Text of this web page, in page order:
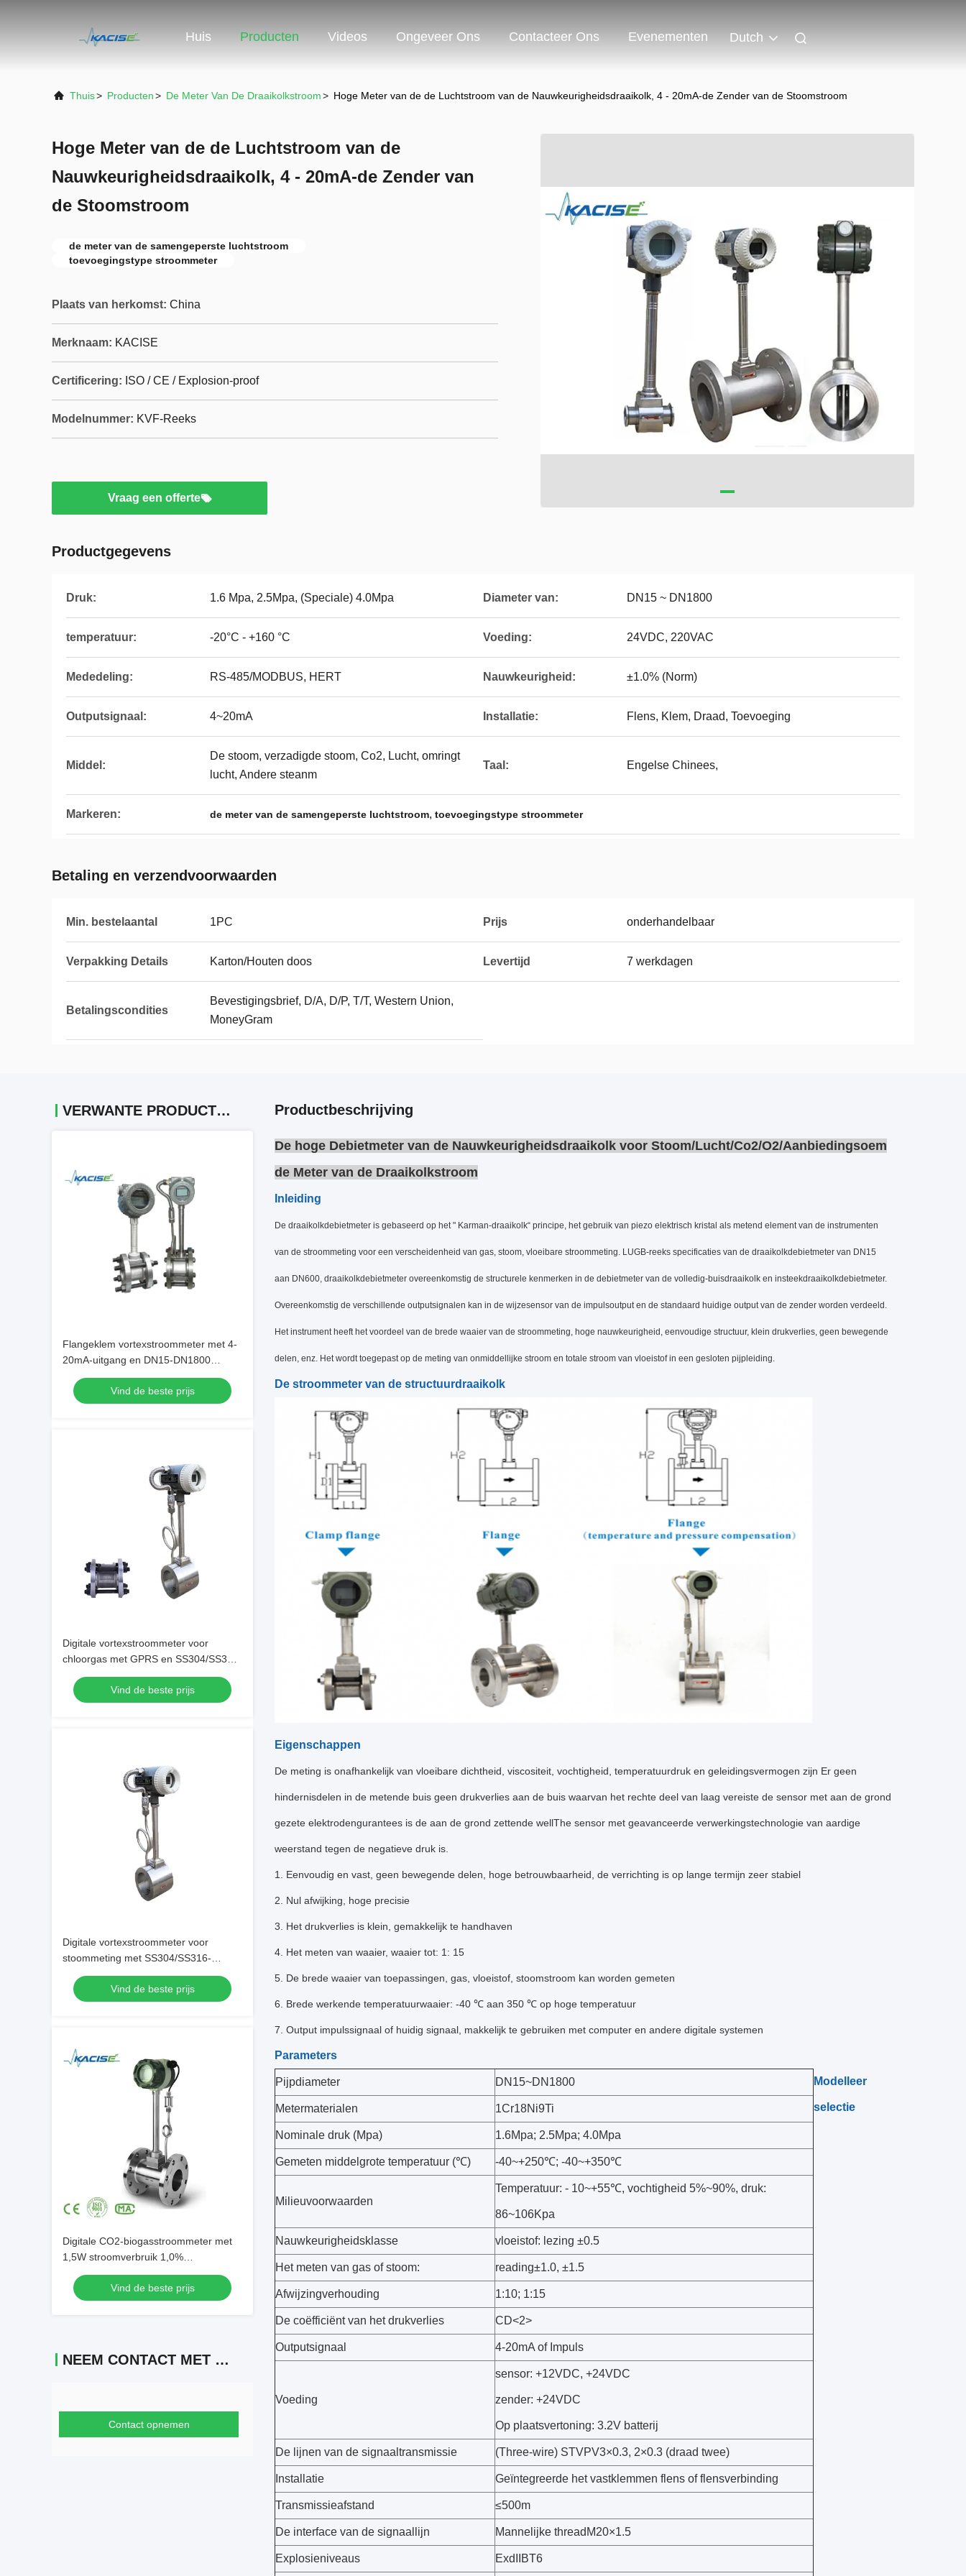
Huis Producten Videos Ongeveer Ons Contacteer Ons Evenementen Dutch
Thuis> Producten> De Meter Van De Draaikolkstroom> Hoge Meter van de de Luchtstroom van de Nauwkeurigheidsdraaikolk, 4 - 20mA-de Zender van de Stoomstroom
Hoge Meter van de de Luchtstroom van de
Nauwkeurigheidsdraaikolk, 4 - 20mA-de Zender van
de Stoomstroom
de meter van de samengeperste luchtstroom
toevoegingstype stroommeter
Plaats van herkomst: China
Merknaam: KACISE
Certificering: ISO / CE / Explosion-proof
Modelnummer: KVF-Reeks
Vraag een offerte
Productgegevens
Druk: 1.6 Mpa, 2.5Mpa, (Speciale) 4.0Mpa Diameter van: DN15 ~ DN1800
temperatuur: -20°C - +160 °C Voeding: 24VDC, 220VAC
Mededeling: RS-485/MODBUS, HERT Nauwkeurigheid: ±1.0% (Norm)
Outputsignaal: 4~20mA Installatie: Flens, Klem, Draad, Toevoeging
Middel:
De stoom, verzadigde stoom, Co2, Lucht, omringt
lucht, Andere steanm
Taal: Engelse Chinees,
Markeren: de meter van de samengeperste luchtstroom, toevoegingstype stroommeter
Betaling en verzendvoorwaarden
Min. bestelaantal 1PC Prijs onderhandelbaar
Verpakking Details Karton/Houten doos Levertijd 7 werkdagen
Betalingscondities
Bevestigingsbrief, D/A, D/P, T/T, Western Union,
MoneyGram
VERWANTE PRODUCTEN
Flangeklem vortexstroommeter met 4-
20mA-uitgang en DN15-DN1800
diameter voor gecomprimeerde lucht
en gas
Vind de beste prijs
Digitale vortexstroommeter voor
chloorgas met GPRS en SS304/SS316
carrosseriemateriaal
Vind de beste prijs
Digitale vortexstroommeter voor
stoommeting met SS304/SS316-
materiaal
Vind de beste prijs
Digitale CO2-biogasstroommeter met
1,5W stroomverbruik 1,0%
nauwkeurigheid en 15mm-6000mm
buisgrootte Ultrasone stroommeter
Vind de beste prijs
NEEM CONTACT MET ONS OP
Contact opnemen
Productbeschrijving
De hoge Debietmeter van de Nauwkeurigheidsdraaikolk voor Stoom/Lucht/Co2/O2/Aanbiedingsoem
de Meter van de Draaikolkstroom
Inleiding
De draaikolkdebietmeter is gebaseerd op het " Karman-draaikolk“ principe, het gebruik van piezo elektrisch kristal als metend element van de instrumenten
van de stroommeting voor een verscheidenheid van gas, stoom, vloeibare stroommeting. LUGB-reeks specificaties van de draaikolkdebietmeter van DN15
aan DN600, draaikolkdebietmeter overeenkomstig de structurele kenmerken in de debietmeter van de volledig-buisdraaikolk en insteekdraaikolkdebietmeter.
Overeenkomstig de verschillende outputsignalen kan in de wijzesensor van de impulsoutput en de standaard huidige output van de zender worden verdeeld.
Het instrument heeft het voordeel van de brede waaier van de stroommeting, hoge nauwkeurigheid, eenvoudige structuur, klein drukverlies, geen bewegende
delen, enz. Het wordt toegepast op de meting van onmiddellijke stroom en totale stroom van vloeistof in een gesloten pijpleiding.
De stroommeter van de structuurdraaikolk
Eigenschappen
De meting is onafhankelijk van vloeibare dichtheid, viscositeit, vochtigheid, temperatuurdruk en geleidingsvermogen zijn Er geen
hindernisdelen in de metende buis geen drukverlies aan de buis waarvan het rechte deel van laag vereiste de sensor met aan de grond
gezete elektrodengurantees is de aan de grond zettende wellThe sensor met geavanceerde verwerkingstechnologie van aardige
weerstand tegen de negatieve druk is.
1. Eenvoudig en vast, geen bewegende delen, hoge betrouwbaarheid, de verrichting is op lange termijn zeer stabiel
2. Nul afwijking, hoge precisie
3. Het drukverlies is klein, gemakkelijk te handhaven
4. Het meten van waaier, waaier tot: 1: 15
5. De brede waaier van toepassingen, gas, vloeistof, stoomstroom kan worden gemeten
6. Brede werkende temperatuurwaaier: -40 ℃ aan 350 ℃ op hoge temperatuur
7. Output impulssignaal of huidig signaal, makkelijk te gebruiken met computer en andere digitale systemen
Parameters
Pijpdiameter DN15~DN1800
Metermaterialen 1Cr18Ni9Ti
Nominale druk (Mpa) 1.6Mpa; 2.5Mpa; 4.0Mpa
Gemeten middelgrote temperatuur (℃) -40~+250℃; -40~+350℃
Milieuvoorwaarden
Temperatuur: - 10~+55℃, vochtigheid 5%~90%, druk:
86~106Kpa
Nauwkeurigheidsklasse vloeistof: lezing ±0.5
Het meten van gas of stoom: reading±1.0, ±1.5
Afwijzingverhouding 1:10; 1:15
De coëfficiënt van het drukverlies CD<2>
Outputsignaal 4-20mA of Impuls
Voeding
sensor: +12VDC, +24VDC
zender: +24VDC
Op plaatsvertoning: 3.2V batterij
De lijnen van de signaaltransmissie (Three-wire) STVPV3×0.3, 2×0.3 (draad twee)
Installatie Geïntegreerde het vastklemmen flens of flensverbinding
Transmissieafstand ≤500m
De interface van de signaallijn Mannelijke threadM20×1.5
Explosieniveaus ExdIIBT6
Modelleer
selectie